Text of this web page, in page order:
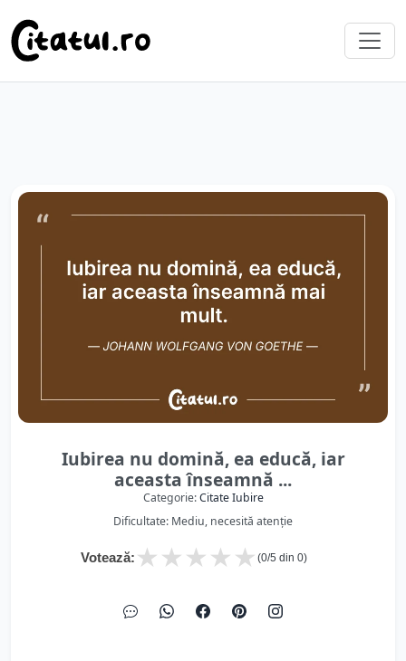
Iubirea nu domină, ea educă, iar
aceasta înseamnă ...
Categorie:Citate Iubire
Dificultate: Mediu, necesită atenție
Votează: ★
★
★
★
★ (0/5 din 0)